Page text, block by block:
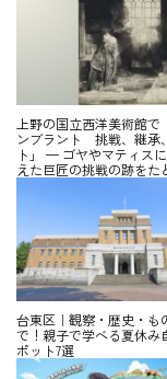
上野の国立西洋美術館で
ンブラント 挑戦、継承
ト」 — ゴヤやマティス
えた巨匠の挑戦の跡をた
台東区｜観察・歴史・も
で！親子で学べる夏休み
ポット7選